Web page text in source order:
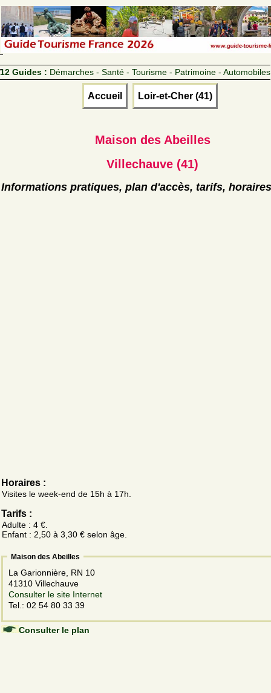
12 Guides : Démarches - Santé - Tourisme - Patrimoine - Automobiles
Accueil Loir-et-Cher (41)
Maison des Abeilles
Villechauve (41)
Informations pratiques, plan d'accès, tarifs, horaires
Horaires :
Visites le week-end de 15h à 17h.
Tarifs :
Adulte : 4 €.
Enfant : 2,50 à 3,30 € selon âge.
Maison des Abeilles
La Garionnière, RN 10
41310 Villechauve
Consulter le site Internet
Tel.: 02 54 80 33 39
Consulter le plan